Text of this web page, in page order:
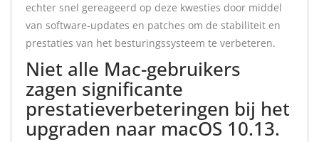
echter snel gereageerd op deze kwesties door middel
van software-updates en patches om de stabiliteit en
prestaties van het besturingssysteem te verbeteren.
Niet alle Mac-gebruikers
zagen significante
prestatieverbeteringen bij het
upgraden naar macOS 10.13.